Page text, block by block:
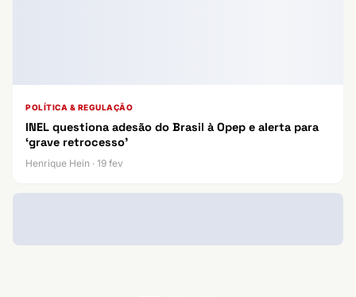
POLÍTICA & REGULAÇÃO
INEL questiona adesão do Brasil à Opep e alerta para
‘grave retrocesso’
Henrique Hein · 19 fev